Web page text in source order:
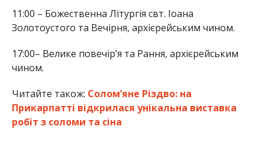
11:00 – Божественна Літургія свт. Іоана
Золотоустого та Вечірня, архієрейським чином.
17:00– Велике повечірʼя та Рання, архієрейським
чином.
Читайте також: Солом’яне Різдво: на
Прикарпатті відкрилася унікальна виставка
робіт з соломи та сіна